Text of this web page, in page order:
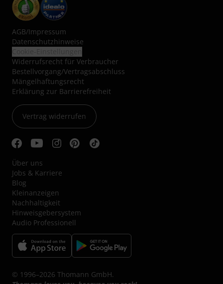
AGB/Impressum
Datenschutzhinweise
Widerrufsrecht für Verbraucher
Bestellvorgang/Vertragsabschluss
Mängelhaftungsrecht
Erklärung zur Barrierefreiheit
Vertrag widerrufen
Über uns
Jobs & Karriere
Blog
Kleinanzeigen
Nachhaltigkeit
Hinweisgebersystem
Audio Professionell
© 1996–2026 Thomann GmbH.